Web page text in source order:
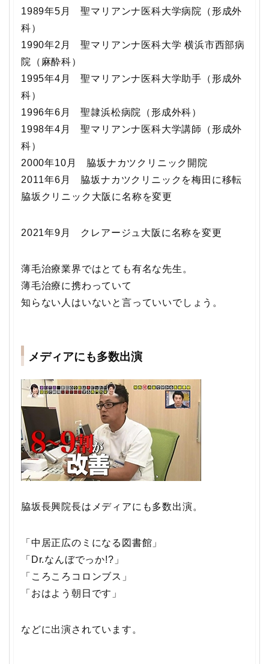
1989年5月 聖マリアンナ医科大学病院（形成外
科）
1990年2月 聖マリアンナ医科大学 横浜市西部病
院（麻酔科）
1995年4月 聖マリアンナ医科大学助手（形成外
科）
1996年6月 聖隷浜松病院（形成外科）
1998年4月 聖マリアンナ医科大学講師（形成外
科）
2000年10月 脇坂ナカツクリニック開院
2011年6月 脇坂ナカツクリニックを梅田に移転
脇坂クリニック大阪に名称を変更
2021年9月 クレアージュ大阪に名称を変更
薄毛治療業界ではとても有名な先生。
薄毛治療に携わっていて
知らない人はいないと言っていいでしょう。
メディアにも多数出演
脇坂長興院長はメディアにも多数出演。
「中居正広のミになる図書館」
「Dr.なんぼでっか!?」
「ころころコロンブス」
「おはよう朝日です」
などに出演されています。